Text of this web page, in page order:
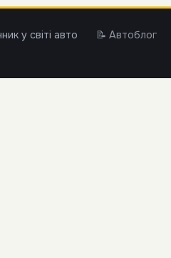
у світі авто
📝 Автоблог